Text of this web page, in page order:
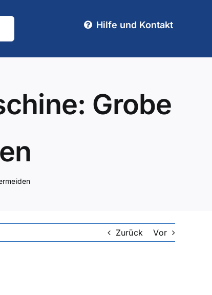
Hilfe und Kontakt
Grobe
Zurück Vor